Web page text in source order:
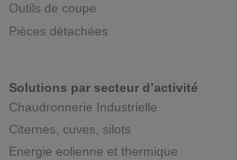
Outils de coupe
Pièces détachées
Solutions par secteur d’activité
Chaudronnerie Industrielle
Citernes, cuves, silots
Energie eolienne et thermique